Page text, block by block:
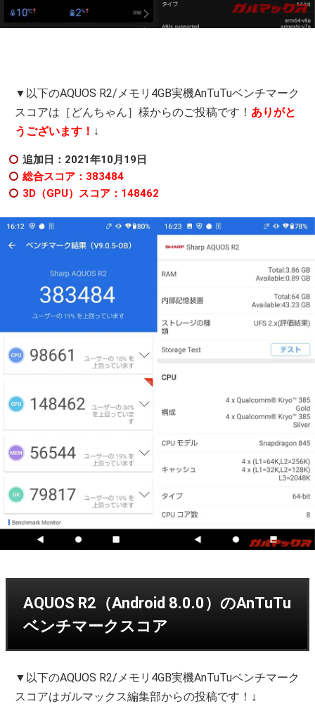
▼以下のAQUOS R2/メモリ4GB実機AnTuTuベンチマーク
スコアは［どんちゃん］様からのご投稿です！ ありがと
うございます！ ↓
追加日：2021年10月19日
総合スコア：383484
3D（GPU）スコア：148462
AQUOS R2（Android 8.0.0）のAnTuTu
ベンチマークスコア
▼以下のAQUOS R2/メモリ4GB実機AnTuTuベンチマーク
スコアはガルマックス編集部からの投稿です！ ↓